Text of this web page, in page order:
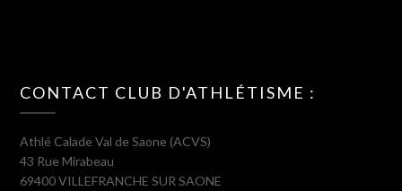
CONTACT CLUB D'ATHLÉTISME :
Athlé Calade Val de Saone (ACVS)
43 Rue Mirabeau
69400 VILLEFRANCHE SUR SAONE